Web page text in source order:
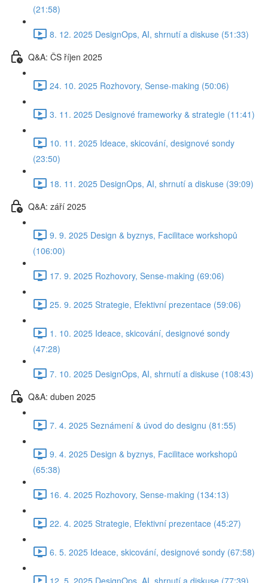
(21:58)
8. 12. 2025 DesignOps, AI, shrnutí a diskuse (51:33)
Q&A: ČS říjen 2025
24. 10. 2025 Rozhovory, Sense-making (50:06)
3. 11. 2025 Designové frameworky & strategie (11:41)
10. 11. 2025 Ideace, skicování, designové sondy
(23:50)
18. 11. 2025 DesignOps, AI, shrnutí a diskuse (39:09)
Q&A: září 2025
9. 9. 2025 Design & byznys, Facilitace workshopů
(106:00)
17. 9. 2025 Rozhovory, Sense-making (69:06)
25. 9. 2025 Strategie, Efektivní prezentace (59:06)
1. 10. 2025 Ideace, skicování, designové sondy
(47:28)
7. 10. 2025 DesignOps, AI, shrnutí a diskuse (108:43)
Q&A: duben 2025
7. 4. 2025 Seznámení & úvod do designu (81:55)
9. 4. 2025 Design & byznys, Facilitace workshopů
(65:38)
16. 4. 2025 Rozhovory, Sense-making (134:13)
22. 4. 2025 Strategie, Efektivní prezentace (45:27)
6. 5. 2025 Ideace, skicování, designové sondy (67:58)
12. 5. 2025 DesignOps, AI, shrnutí a diskuse (77:39)